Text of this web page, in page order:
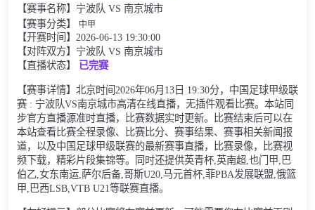
全球联赛
【赛事名称】宁波队 VS 南京城市
【赛事分类】
中甲
【开赛时间】2026-06-13 19:30:00
【对阵双方】宁波队 VS 南京城市
【直播状态】
已完赛
【赛事详情】北京时间2026年06月13日 19:30分，中国足球甲级联
赛 : 宁波队VS南京城市高清在线直播，无插件观看比赛。本站同
步官方直播源准时直播，比赛数据实时更新。比赛结束后可以在
本站查看比赛全程录像、比赛比分、赛事结果、赛事相关新闻报
道，以及中国足球甲级联赛的最新赛事直播，比赛录像，比赛视
频下载，精彩片段集锦等。同时还提供英青杯,英南超,也门甲,巴
伯乙,女东南运,萨尔后备,哥斯U20,马元首杯,菲PBA发展联盟,俄篮
甲,巴西LSB,VTB U21等联赛直播。